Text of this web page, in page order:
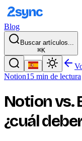
Blog
Buscar artículos...
⌘K
Notion15 min de lectura
Notion vs.
¿cuál